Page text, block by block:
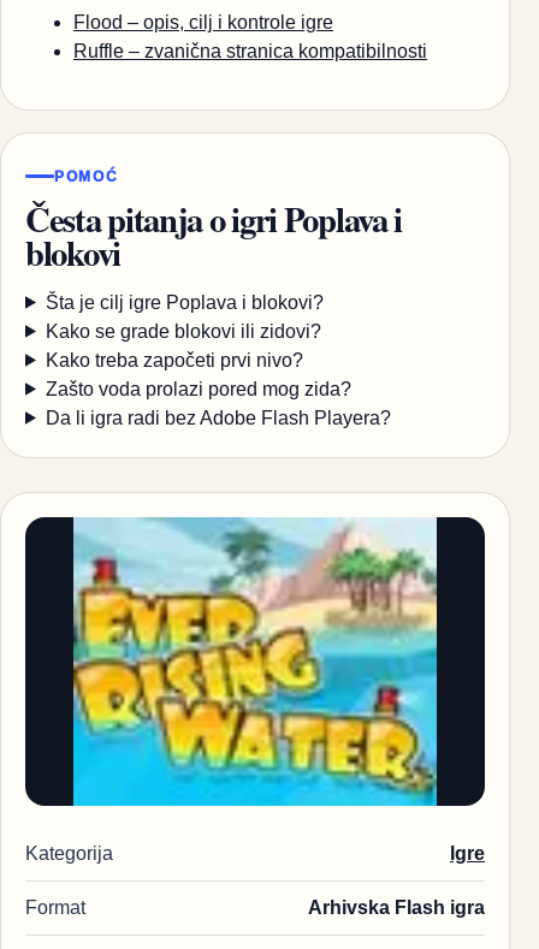
Flood – opis, cilj i kontrole igre
Ruffle – zvanična stranica kompatibilnosti
POMOĆ
Česta pitanja o igri Poplava i
blokovi
Šta je cilj igre Poplava i blokovi?
Kako se grade blokovi ili zidovi?
Kako treba započeti prvi nivo?
Zašto voda prolazi pored mog zida?
Da li igra radi bez Adobe Flash Playera?
Kategorija Igre
Format Arhivska Flash igra